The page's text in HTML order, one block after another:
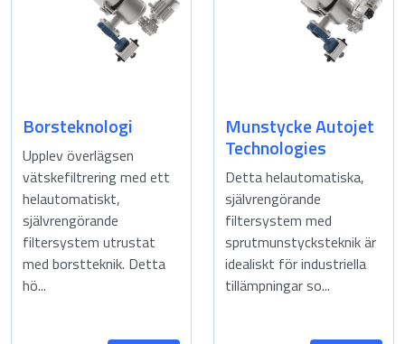
Borsteknologi
Upplev överlägsen
vätskefiltrering med ett
helautomatiskt,
självrengörande
filtersystem utrustat
med borstteknik. Detta
hö...
Munstycke Autojet
Technologies
Detta helautomatiska,
självrengörande
filtersystem med
sprutmunstycksteknik är
idealiskt för industriella
tillämpningar so...